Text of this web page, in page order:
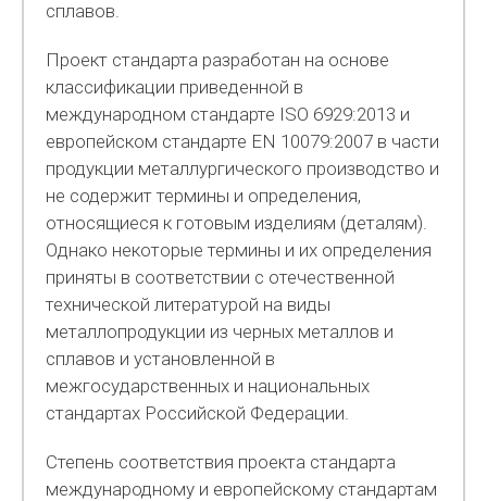
сплавов.
Проект стандарта разработан на основе
классификации приведенной в
международном стандарте ISO 6929:2013 и
европейском стандарте EN 10079:2007 в части
продукции металлургического производство и
не содержит термины и определения,
относящиеся к готовым изделиям (деталям).
Однако некоторые термины и их определения
приняты в соответствии с отечественной
технической литературой на виды
металлопродукции из черных металлов и
сплавов и установленной в
межгосударственных и национальных
стандартах Российской Федерации.
Степень соответствия проекта стандарта
международному и европейскому стандартам